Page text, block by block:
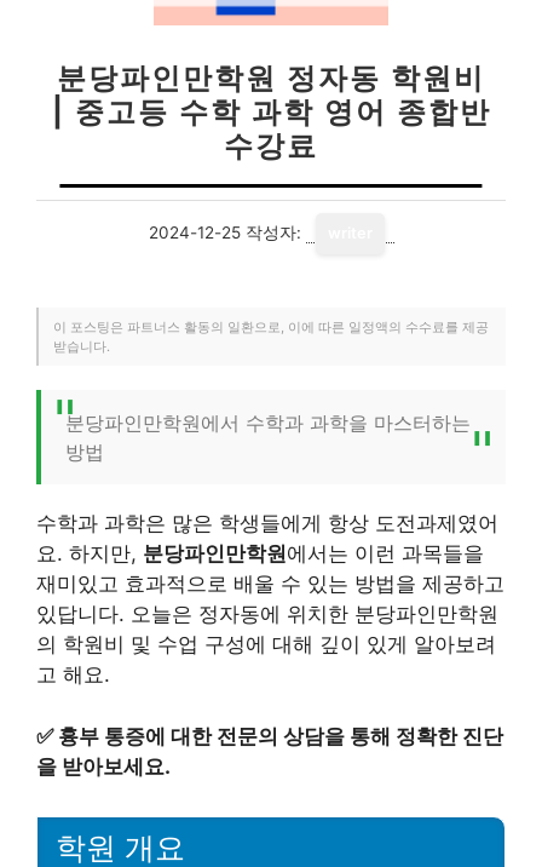
분당파인만학원 정자동 학원비
| 중고등 수학 과학 영어 종합반
수강료
2024-12-25 작성자:
이 포스팅은 파트너스 활동의 일환으로, 이에 따른 일정액의 수수료를 제공
받습니다.
분당파인만학원에서 수학과 과학을 마스터하는
방법
수학과 과학은 많은 학생들에게 항상 도전과제였어
요. 하지만, 분당파인만학원에서는 이런 과목들을
재미있고 효과적으로 배울 수 있는 방법을 제공하고
있답니다. 오늘은 정자동에 위치한 분당파인만학원
의 학원비 및 수업 구성에 대해 깊이 있게 알아보려
고 해요.
✅ 흉부 통증에 대한 전문의 상담을 통해 정확한 진단
을 받아보세요.
학원 개요